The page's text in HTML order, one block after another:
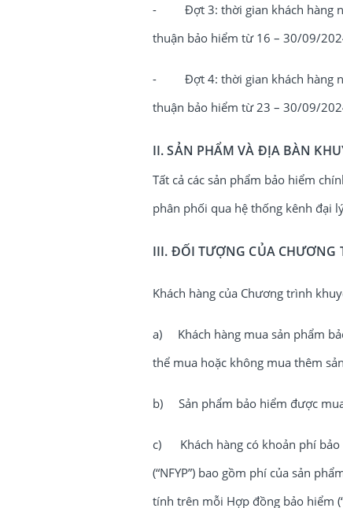
- Đợt 3: thời gian khách hàng
thuận bảo hiểm từ 16 – 30/09/
- Đợt 4: thời gian khách hàng
thuận bảo hiểm từ 23 – 30/09/
II. SẢN PHẨM VÀ ĐỊA BÀN
Tất cả các sản phẩm bảo hiểm
phân phối qua hệ thống kênh đại
III. ĐỐI TƯỢNG CỦA CHƯƠNG
Khách hàng của Chương trình
a) Khách hàng mua sản phẩm
thể mua hoặc không mua thêm
b) Sản phẩm bảo hiểm được
c) Khách hàng có khoản phí bảo
(“NFYP”) bao gồm phí của sản
tính trên mỗi Hợp đồng bảo hiểm